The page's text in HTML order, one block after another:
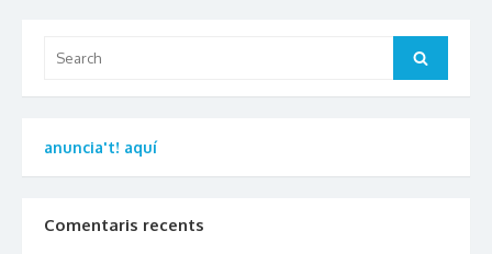
for:
Search
anuncia't! aquí
Comentaris recents